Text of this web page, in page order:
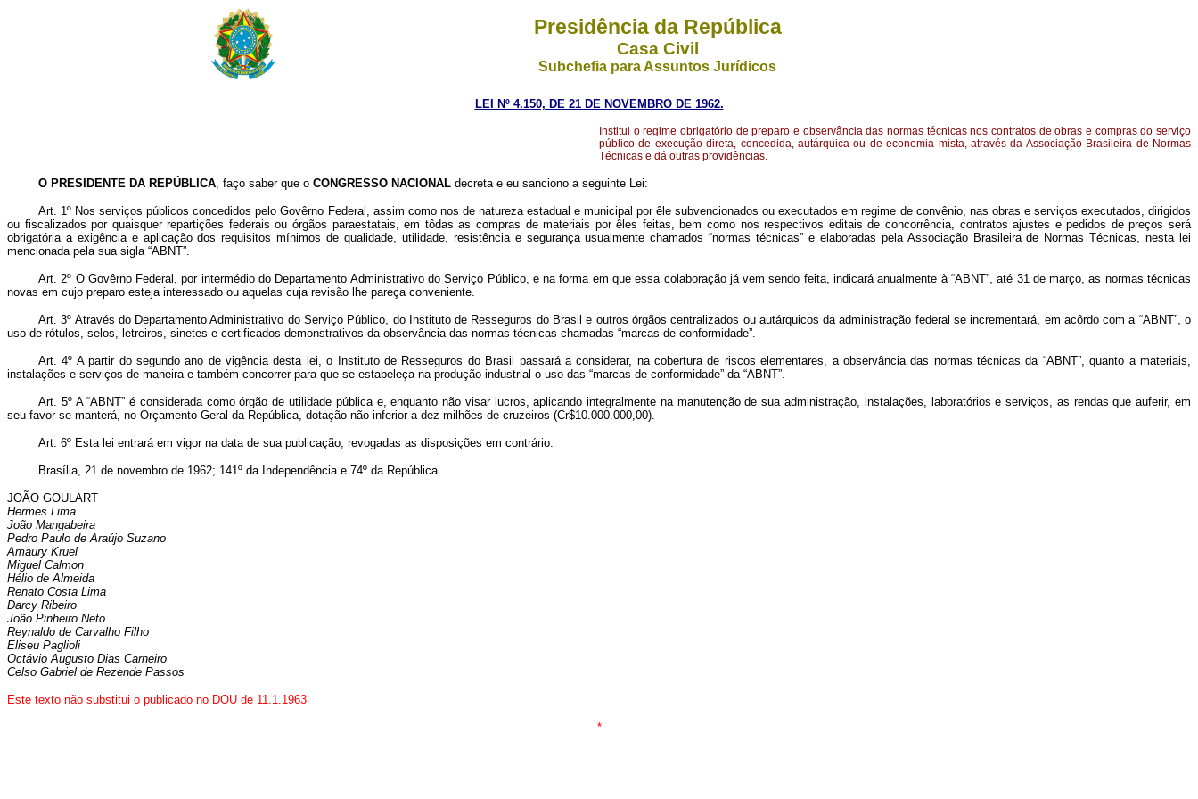
Presidência da República
Casa Civil
Subchefia para Assuntos Jurídicos
LEI Nº 4.150, DE 21 DE NOVEMBRO DE 1962.
Institui o regime obrigatório de preparo e observância das normas técnicas nos contratos de obras e compras do serviço
público de execução direta, concedida, autárquica ou de economia mista, através da Associação Brasileira de Normas
Técnicas e dá outras providências.
O PRESIDENTE DA REPÚBLICA, faço saber que o CONGRESSO NACIONAL decreta e eu sanciono a seguinte Lei:
Art. 1º Nos serviços públicos concedidos pelo Govêrno Federal, assim como nos de natureza estadual e municipal por êle subvencionados ou executados em regime de convênio, nas obras e serviços executados, dirigidos
ou fiscalizados por quaisquer repartições federais ou órgãos paraestatais, em tôdas as compras de materiais por êles feitas, bem como nos respectivos editais de concorrência, contratos ajustes e pedidos de preços será
obrigatória a exigência e aplicação dos requisitos mínimos de qualidade, utilidade, resistência e segurança usualmente chamados “normas técnicas” e elaboradas pela Associação Brasileira de Normas Técnicas, nesta lei
mencionada pela sua sigla “ABNT”.
Art. 2º O Govêrno Federal, por intermédio do Departamento Administrativo do Serviço Público, e na forma em que essa colaboração já vem sendo feita, indicará anualmente à “ABNT”, até 31 de março, as normas técnicas
novas em cujo preparo esteja interessado ou aquelas cuja revisão lhe pareça conveniente.
Art. 3º Através do Departamento Administrativo do Serviço Público, do Instituto de Resseguros do Brasil e outros órgãos centralizados ou autárquicos da administração federal se incrementará, em acôrdo com a “ABNT”, o
uso de rótulos, selos, letreiros, sinetes e certificados demonstrativos da observância das normas técnicas chamadas “marcas de conformidade”.
Art. 4º A partir do segundo ano de vigência desta lei, o Instituto de Resseguros do Brasil passará a considerar, na cobertura de riscos elementares, a observância das normas técnicas da “ABNT”, quanto a materiais,
instalações e serviços de maneira e também concorrer para que se estabeleça na produção industrial o uso das “marcas de conformidade” da “ABNT”.
Art. 5º A “ABNT” é considerada como órgão de utilidade pública e, enquanto não visar lucros, aplicando integralmente na manutenção de sua administração, instalações, laboratórios e serviços, as rendas que auferir, em
seu favor se manterá, no Orçamento Geral da República, dotação não inferior a dez milhões de cruzeiros (Cr$10.000.000,00).
Art. 6º Esta lei entrará em vigor na data de sua publicação, revogadas as disposições em contrário.
Brasília, 21 de novembro de 1962; 141º da Independência e 74º da República.
JOÃO GOULART
Hermes Lima
João Mangabeira
Pedro Paulo de Araújo Suzano
Amaury Kruel
Miguel Calmon
Hélio de Almeida
Renato Costa Lima
Darcy Ribeiro
João Pinheiro Neto
Reynaldo de Carvalho Filho
Eliseu Paglioli
Octávio Augusto Dias Carneiro
Celso Gabriel de Rezende Passos
Este texto não substitui o publicado no DOU de 11.1.1963
*